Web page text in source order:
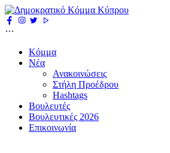
Κόμμα
Νέα
Ανακοινώσεις
Στήλη Προέδρου
Hashtags
Βουλευτές
Βουλευτικές 2026
Επικοινωνία